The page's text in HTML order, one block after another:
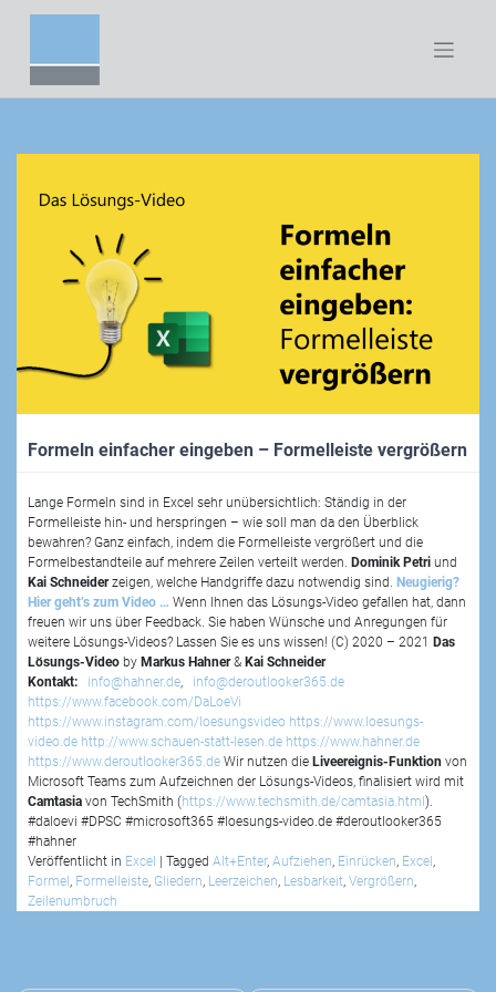
Formeln einfacher eingeben – Formelleiste vergrößern
Lange Formeln sind in Excel sehr unübersichtlich: Ständig in der
Formelleiste hin- und herspringen – wie soll man da den Überblick
bewahren? Ganz einfach, indem die Formelleiste vergrößert und die
Formelbestandteile auf mehrere Zeilen verteilt werden. Dominik Petri und
Kai Schneiderzeigen, welche Handgriffe dazu notwendig sind. Neugierig?
Hier geht’s zum Video … Wenn Ihnen das Lösungs-Video gefallen hat, dann
freuen wir uns über Feedback. Sie haben Wünsche und Anregungen für
weitere Lösungs-Videos? Lassen Sie es uns wissen! (C) 2020 – 2021 Das
Lösungs-Video by Markus Hahner& Kai Schneider
Kontakt:
info@hahner.de, info@deroutlooker365.de
https://www.facebook.com/DaLoeVi
https://www.instagram.com/loesungsvideo https://www.loesungs-
video.de http://www.schauen-statt-lesen.de https://www.hahner.de
https://www.deroutlooker365.de Wir nutzen die Liveereignis-Funktion von
Microsoft Teams zum Aufzeichnen der Lösungs-Videos, finalisiert wird mit
Camtasia von TechSmith (https://www.techsmith.de/camtasia.html).
#daloevi #DPSC #microsoft365 #loesungs-video.de #deroutlooker365
#hahner
Veröffentlicht in Excel | Tagged Alt+Enter, Aufziehen, Einrücken, Excel,
Formel, Formelleiste, Gliedern, Leerzeichen, Lesbarkeit, Vergrößern,
Zeilenumbruch